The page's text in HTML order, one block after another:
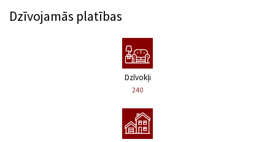
Dzīvojamās platības
Dzīvokļi
240